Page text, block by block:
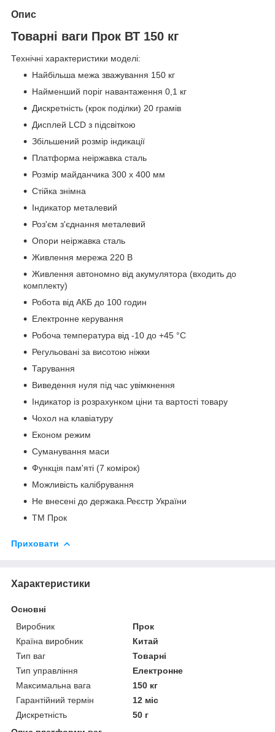
Опис
Товарні ваги Прок ВТ 150 кг
Технічні характеристики моделі:
Найбільша межа зважування 150 кг
Найменший поріг навантаження 0,1 кг
Дискретність (крок поділки) 20 грамів
Дисплей LCD з підсвіткою
Збільшений розмір індикації
Платформа неіржавка сталь
Розмір майданчика 300 х 400 мм
Стійка знімна
Індикатор металевий
Роз'єм з'єднання металевий
Опори неіржавка сталь
Живлення мережа 220 В
Живлення автономно від акумулятора (входить до
комплекту)
Робота від АКБ до 100 годин
Електронне керування
Робоча температура від -10 до +45 °C
Регульовані за висотою ніжки
Тарування
Виведення нуля під час увімкнення
Індикатор із розрахунком ціни та вартості товару
Чохол на клавіатуру
Економ режим
Суманування маси
Функція пам'яті (7 комірок)
Можливість калібрування
Не внесені до держака.Реєстр України
ТМ Прок
Приховати
Характеристики
Основні
Виробник
Прок
Країна виробник
Китай
Тип ваг
Товарні
Тип управління
Електронне
Максимальна вага
150 кг
Гарантійний термін
12 міс
Дискретність
50 г